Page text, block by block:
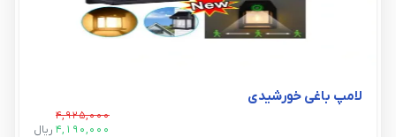
لامپ باغی خورشیدی
4,925,000
4,190,000 ريال